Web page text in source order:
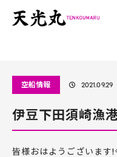
空船情報 2021.09.29
伊豆下田須崎漁
皆様おはようございます